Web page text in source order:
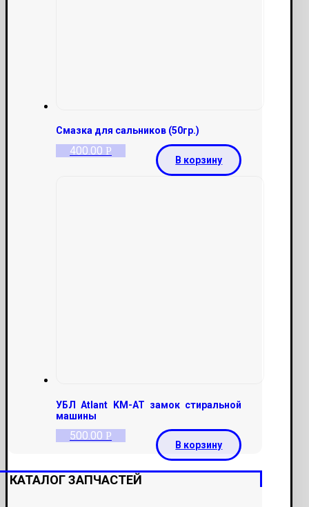
Смазка для сальников (50гр.)
400.00 Р
В корзину
УБЛ Atlant KM-AT замок стиральной
машины
500.00 Р
В корзину
КАТАЛОГ ЗАПЧАСТЕЙ